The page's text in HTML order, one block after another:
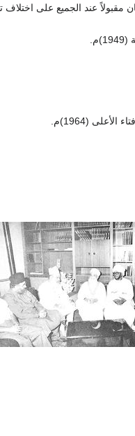
مقبولاً عند الجميع على اختلاف
(1964)م.